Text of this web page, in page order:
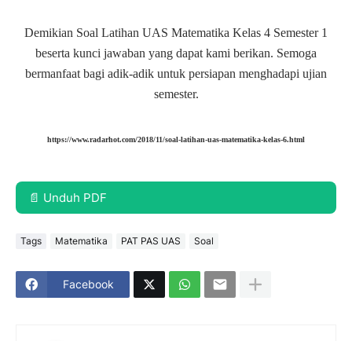
Demikian Soal Latihan UAS Matematika Kelas 4 Semester 1
beserta kunci jawaban yang dapat kami berikan. Semoga
bermanfaat bagi adik-adik untuk persiapan menghadapi ujian
semester.
https://www.radarhot.com/2018/11/soal-latihan-uas-matematika-kelas-6.html
📄 Unduh PDF
Tags Matematika PAT PAS UAS Soal
Facebook